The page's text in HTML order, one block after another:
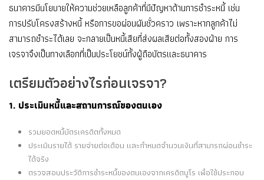
ธนาคารมีนโยบายให้ความช่วยเหลือลูกค้าที่มีปัญหาด้านการชำระหนี้ เช่น
การปรับโครงสร้างหนี้ หรือการขอผ่อนผันชั่วคราว เพราะหากลูกค้าไม่
สามารถชำระได้เลย จะกลายเป็นหนี้เสียที่ส่งผลเสียต่อทั้งสองฝ่าย การ
เจรจาจึงเป็นทางเลือกที่เป็นประโยชน์ทั้งผู้ถือบัตรและธนาคาร
เตรียมตัวอย่างไรก่อนเจรจา?
1. ประเมินหนี้และสถานการณ์ของตนเอง
รวมยอดหนี้บัตรเครดิตทั้งหมด
ประเมินรายได้ รายจ่ายต่อเดือน และกำหนดจำนวนเงินที่สามารถผ่อนชำระ
ได้จริง
ตรวจสอบประวัติการชำระหนี้ของตนเองจากเครดิตบูโร เพื่อใช้ประกอบ